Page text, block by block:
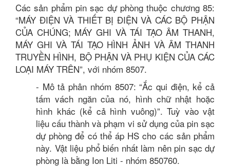
Các sản phẩm pin sạc dự phòng thuộc chương 85:
“MÁY ĐIỆN VÀ THIẾT BỊ ĐIỆN VÀ CÁC BỘ PHẬN
CỦA CHÚNG; MÁY GHI VÀ TÁI TẠO ÂM THANH,
MÁY GHI VÀ TÁI TẠO HÌNH ẢNH VÀ ÂM THANH
TRUYỀN HÌNH, BỘ PHẬN VÀ PHỤ KIỆN CỦA CÁC
LOẠI MÁY TRÊN”, với nhóm 8507.
- Mô tả phân nhóm 8507: “Ắc qui điện, kể cả
tấm vách ngăn của nó, hình chữ nhật hoặc
hình khác (kể cả hình vuông)”. Tuỳ vào vật
liệu cấu thành và phạm vi sử dụng của pin sạc
dự phòng để có thể áp HS cho các sản phẩm
này. Vật liệu phổ biến nhất làm nên pin sạc dự
phòng là bằng Ion Liti - nhóm 850760.